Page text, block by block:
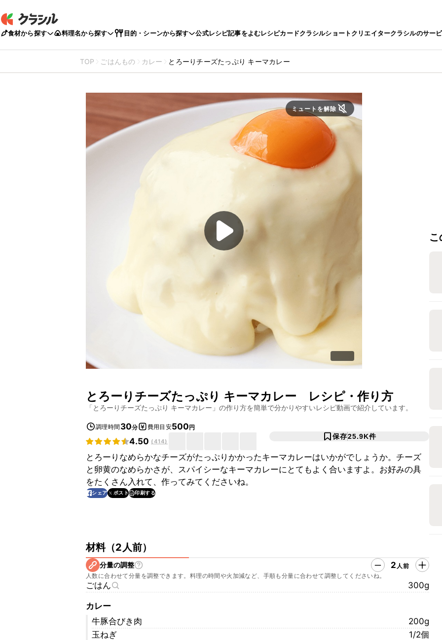
食材から探す 料理名から探す 目的・シーンから探す 公式レシピ記事をよむレシピカードクラシルショートクリエイタークラシルのサー
TOP ごはんもの カレー とろーりチーズたっぷり キーマカレー
ミュートを解除
とろーりチーズたっぷり キーマカレー レシピ・作り方
「とろーりチーズたっぷり キーマカレー 」の作り方を簡単で分かりやすいレシピ動画で紹介しています。
調理時間 30分 費用目安500円
4.50 (414)
保存25.9K件
とろーりなめらかなチーズがたっぷりかかったキーマカレーはいかがでしょうか。チーズ
と卵黄のなめらかさが、スパイシーなキーマカレーにとてもよく合いますよ。お好みの具
をたくさん入れて、作ってみてくださいね。
シェア ポスト 印刷する
材料（2人前）
分量の調整 2 人前
人数に合わせて分量を調整できます。料理の時間や火加減など、手順も分量に合わせて調整してくださいね。
ごはん 300g
カレー
牛豚合びき肉
200g
玉ねぎ
1/2個